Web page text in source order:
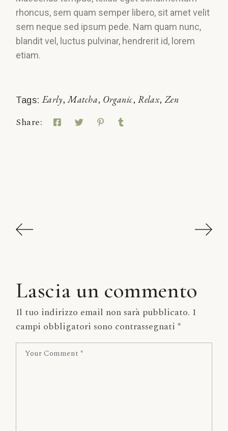
rhoncus, sem quam semper libero, sit amet velit
sem neque sed ipsum pede. Nam quam nunc,
blandit vel, luctus pulvinar, hendrerit id, lorem
etiam.
Tags: Early Matcha Organic Relax Zen
Share:
Lascia un commento
Il tuo indirizzo email non sarà pubblicato. I
campi obbligatori sono contrassegnati*